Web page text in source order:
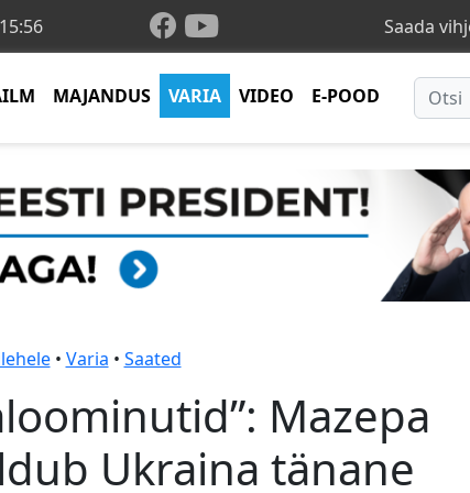
Saada
MAJANDUS VARIA VIDEO E-POOD
• Varia • Saated
Mazepa
Ukraina tänane